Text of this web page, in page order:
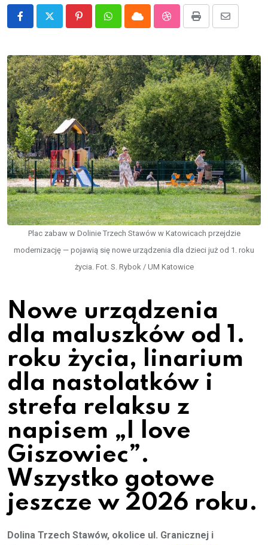
PinterestWhatsappCloud StumbleUpon
Print
Share
Email
Plac zabaw w Dolinie Trzech Stawów w Katowicach przejdzie
modernizację — pojawią się nowe urządzenia dla dzieci już od 1. roku
życia. Fot. S. Rybok / UM Katowice
Nowe urządzenia
dla maluszków od 1.
roku życia, linarium
dla nastolatków i
strefa relaksu z
napisem „I love
Giszowiec”.
Wszystko gotowe
jeszcze w 2026 roku.
Dolina Trzech Stawów, okolice ul. Granicznej i